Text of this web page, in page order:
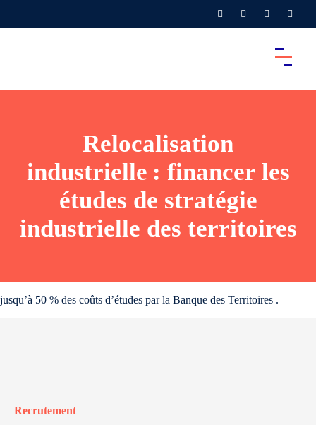
Relocalisation
industrielle : financer les
études de stratégie
industrielle des territoires
jusqu’à 50 % des coûts d’études par la Banque des Territoires .
Recrutement